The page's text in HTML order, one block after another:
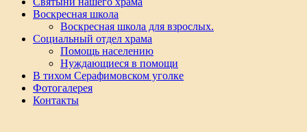
Воскресная школа
Воскресная школа для взрослых.
Социальный отдел храма
Помощь населению
Нуждающиеся в помощи
В тихом Серафимовском уголке
Фотогалерея
Контакты